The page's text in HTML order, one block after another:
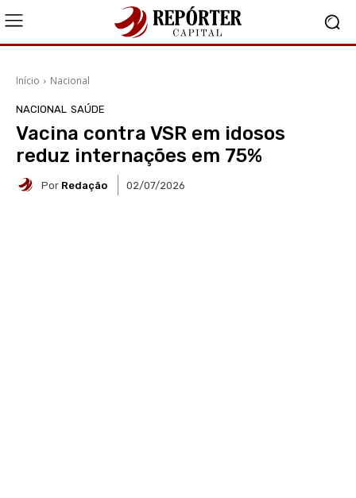
Início Nacional
NACIONAL SAÚDE
Vacina contra VSR em idosos
reduz internações em 75%
Por Redação 02/07/2026